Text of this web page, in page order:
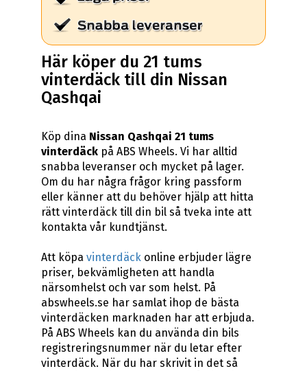
Här köper du 21 tums
vinterdäck till din Nissan
Qashqai
Köp dina Nissan Qashqai 21 tums
vinterdäckpå ABS Wheels. Vi har alltid
snabba leveranser och mycket på lager.
Om du har några frågor kring passform
eller känner att du behöver hjälp att hitta
rätt vinterdäck till din bil så tveka inte att
kontakta vår kundtjänst.
Att köpa vinterdäckonline erbjuder lägre
priser, bekvämligheten att handla
närsomhelst och var som helst. På
abswheels.se har samlat ihop de bästa
vinterdäcken marknaden har att erbjuda.
På ABS Wheels kan du använda din bils
registreringsnummer när du letar efter
vinterdäck. När du har skrivit in det så